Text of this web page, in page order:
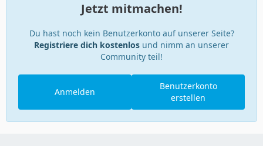
Jetzt mitmachen!
Du hast noch kein Benutzerkonto auf unserer Seite?
Registriere dich kostenlos und nimm an unserer
Community teil!
Benutzerkonto
erstellen
Anmelden